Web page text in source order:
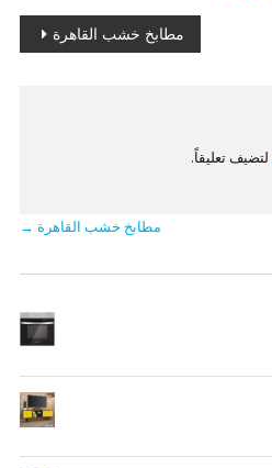
مطابخ خشب القاهرة
لتضيف تعليقاً.
مطابخ خشب القاهرة →